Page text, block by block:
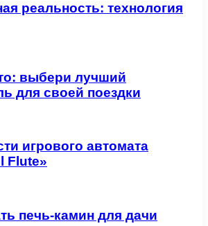
реальность: технология
выбери лучший
для своей поездки
игрового автомата
Flute»
печь-камин для дачи